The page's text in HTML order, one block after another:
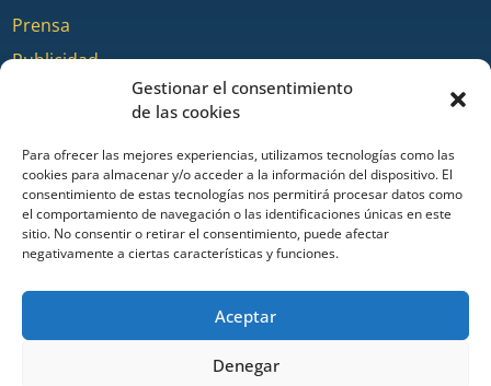
Gestionar el consentimiento
de las cookies
Para ofrecer las mejores experiencias, utilizamos tecnologías como las
cookies para almacenar y/o acceder a la información del dispositivo. El
consentimiento de estas tecnologías nos permitirá procesar datos como
el comportamiento de navegación o las identificaciones únicas en este
sitio. No consentir o retirar el consentimiento, puede afectar
negativamente a ciertas características y funciones.
Aceptar
Denegar
Prensa
Publicidad
Quienes somos
COLABORA
Añadir Evento